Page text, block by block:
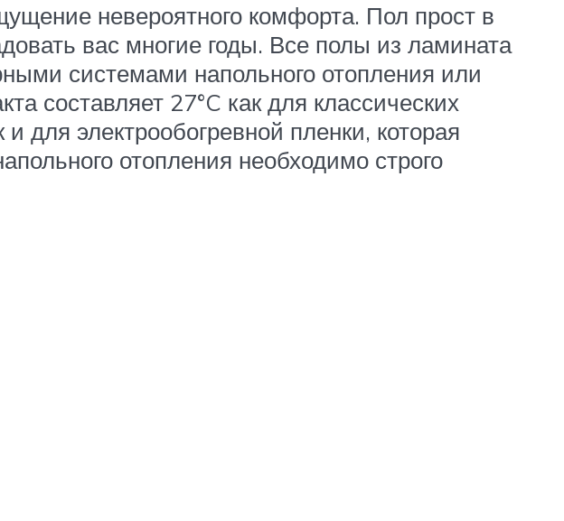
невероятного комфорта. Пол прост в
вас многие годы. Все полы из ламината
системами напольного отопления или
составляет 27°C как для классических
для электрообогревной пленки, которая
отопления необходимо строго